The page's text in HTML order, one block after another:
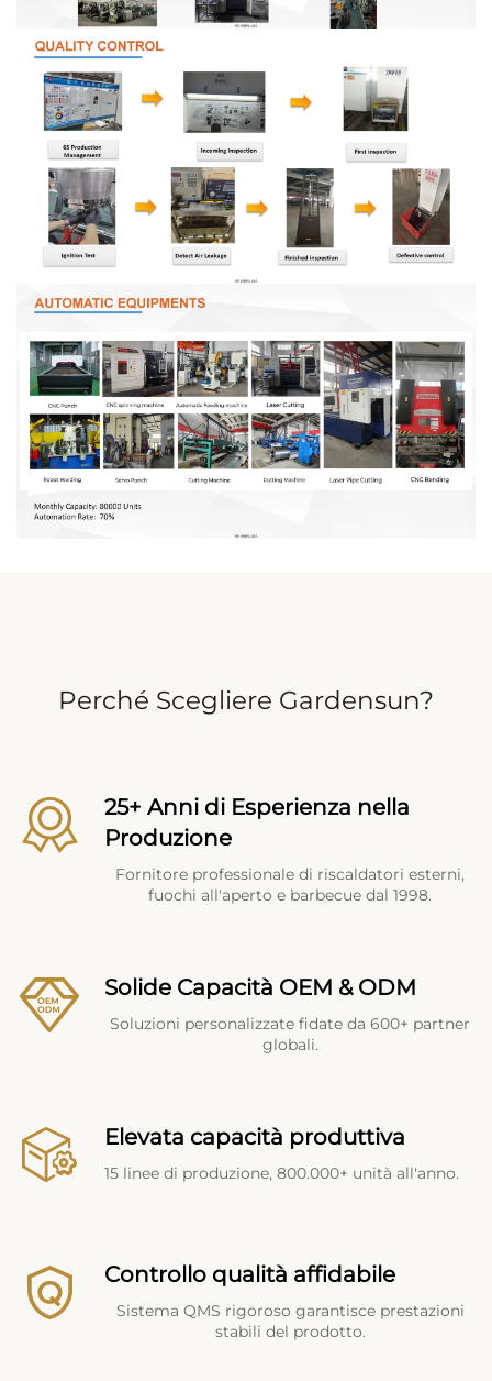
Perché Scegliere Gardensun?
25+ Anni di Esperienza nella
Produzione
Fornitore professionale di riscaldatori esterni,
fuochi all'aperto e barbecue dal 1998.
Solide Capacità OEM & ODM
Soluzioni personalizzate fidate da 600+ partner
globali.
Elevata capacità produttiva
15 linee di produzione, 800.000+ unità all'anno.
Controllo qualità affidabile
Sistema QMS rigoroso garantisce prestazioni
stabili del prodotto.